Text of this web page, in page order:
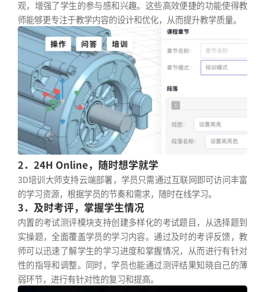
观，增强了学生的参与感和兴趣。这些高效便捷的功能使得教
师能够更专注于教学内容的设计和优化，从而提升教学质量。
2．24H Online，随时想学就学
3D培训大师支持云端部署，学员只需通过互联网即可访问丰富
的学习资源，根据学员的节奏和需求，随时在线学习。
3．及时考评，掌握学生情况
内置的考试测评模块支持创建多样化的考试题目，从选择题到
实操题，全面覆盖学员的学习内容。通过及时的考评反馈，教
师可以迅速了解学生的学习进度和掌握情况，从而进行有针对
性的指导和调整。同时，学员也能通过测评结果知晓自己的薄
弱环节，进行有针对性的复习和提高。